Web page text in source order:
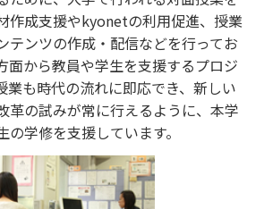
作成支援やkyonetの利用促進、授業
テンツの作成・配信などを行ってお
面から教員や学生を支援するプロジ
業も時代の流れに即応でき、新しい
革の試みが常に行えるように、本学
学修を支援しています。